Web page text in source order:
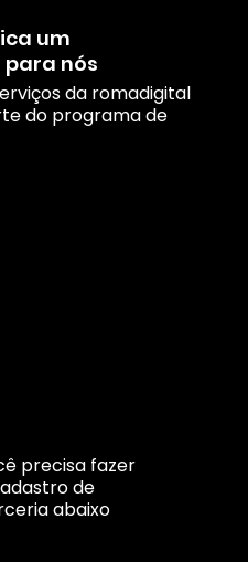
um
nós
da romadigital
do programa de
precisa fazer
de
abaixo